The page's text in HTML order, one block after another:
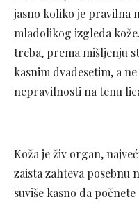
jasno koliko je pravilna
mladolikog izgleda
treba, prema mišljenju
kasnim dvadesetim, a
nepravilnosti na tenu
Koža je živ organ,
zaista zahteva posebnu
suviše kasno da